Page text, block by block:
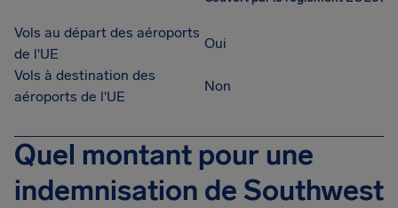
Vols au départ des aéroports
de l'UE
Oui
Vols à destination des
aéroports de l'UE
Non
Quel montant pour une
indemnisation de Southwest